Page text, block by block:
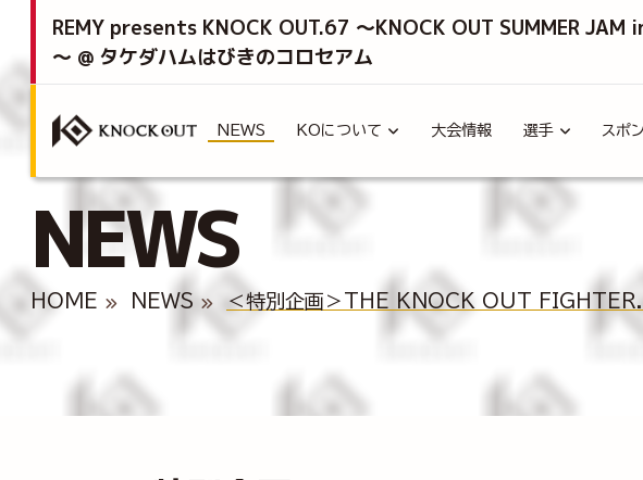
REMY presents KNOCK OUT.67 ～KNOCK OUT SUMMER JAM
～ @ タケダハムはびきのコロセアム
NEWS KOについて 大会情報 選手 スポ
NEWS
HOME NEWS ＜特別企画＞THE KNOCK OUT FIGHTER.7